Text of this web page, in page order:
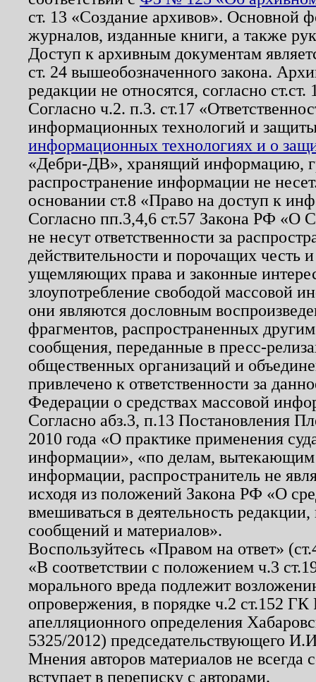
ст. 13 «Создание архивов». Основной
журналов, изданные книги, а также
Доступ к архивным документам
ст. 24 вышеобозначенного закона.
редакции не относятся, согласно
Согласно ч.2. п.3. ст.17
информационных технологий и
информационных технологиях и о
«Дебри-ДВ», хранящий информацию,
распространение информации не
основании ст.8 «Право на доступ к
Согласно пп.3,4,6 ст.57 Закона РФ «О
не несут ответственности за
действительности и порочащих честь
ущемляющих права и законные
злоупотребление свободой массовой
они являются дословным
фрагментов, распространенных
сообщения, переданные в пресс-
общественных организаций и
привлечено к ответственности за
Федерации о средствах массовой
Согласно абз.3, п.13 Постановления
2010 года «О практике применения
информации», «по делам, вытекающим
информации, распространитель не
исходя из положений Закона РФ «О
вмешиваться в деятельность
сообщений и материалов».
Воспользуйтесь «Правом на ответ»
«В соответствии с положением ч.3
морального вреда подлежит
опровержения, в порядке ч.2 ст.152
апелляционного определения
5325/2012) председательствующего
Мнения авторов материалов не
вступает в переписку с авторами.